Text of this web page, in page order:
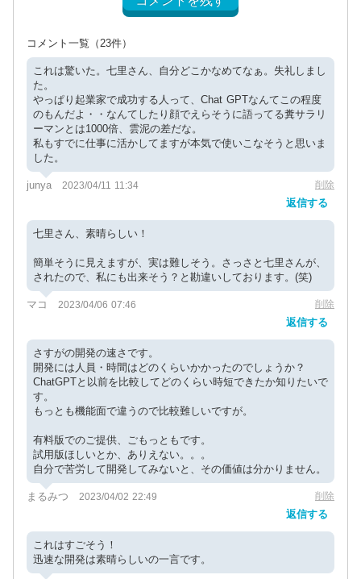
コメント一覧 （23件）
これは驚いた。七里さん、自分どこかなめてなぁ。失礼しまし
た。
やっぱり起業家で成功する人って、Chat GPTなんてこの程度
のもんだよ・・なんてしたり顔でえらそうに語ってる糞サラリ
ーマンとは1000倍、雲泥の差だな。
私もすでに仕事に活かしてますが本気で使いこなそうと思いま
した。
junya 2023/04/11 11:34 削除
返信する
七里さん、素晴らしい！
簡単そうに見えますが、実は難しそう。さっさと七里さんが、
されたので、私にも出来そう？と勘違いしております。(笑)
マコ 2023/04/06 07:46 削除
返信する
さすがの開発の速さです。
開発には人員・時間はどのくらいかかったのでしょうか？
ChatGPTと以前を比較してどのくらい時短できたか知りたいで
す。
もっとも機能面で違うので比較難しいですが。
有料版でのご提供、ごもっともです。
試用版ほしいとか、ありえない。。。
自分で苦労して開発してみないと、その価値は分かりません。
まるみつ 2023/04/02 22:49 削除
返信する
これはすごそう！
迅速な開発は素晴らしいの一言です。